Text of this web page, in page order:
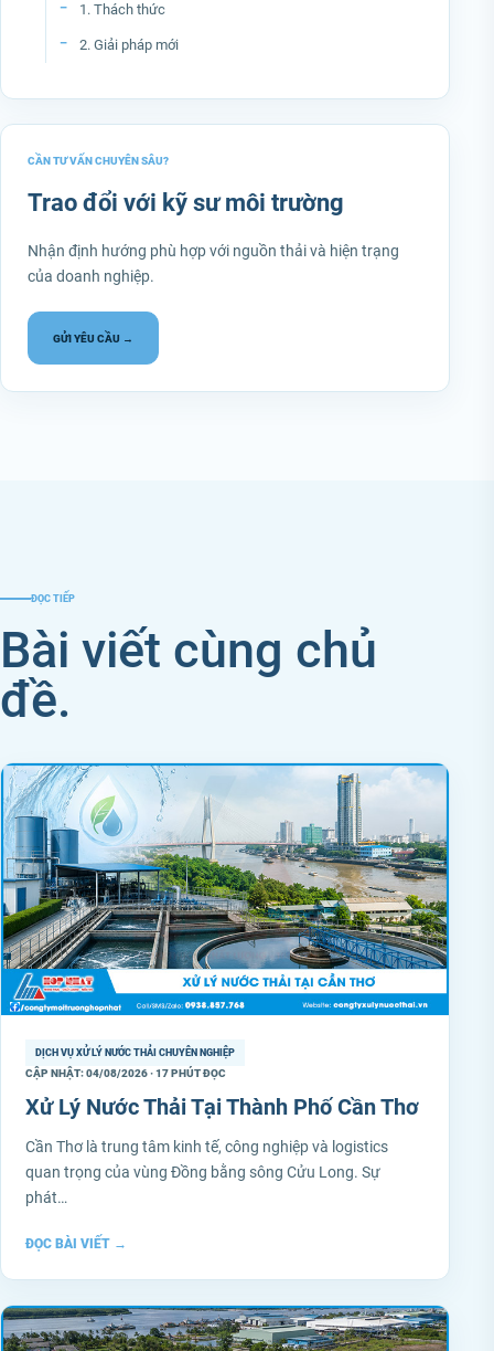
1. Thách thức
2. Giải pháp mới
CẦN TƯ VẤN CHUYÊN SÂU?
Trao đổi với kỹ sư môi trường
Nhận định hướng phù hợp với nguồn thải và hiện trạng
của doanh nghiệp.
GỬI YÊU CẦU →
ĐỌC TIẾP
Bài viết cùng chủ
đề.
DỊCH VỤ XỬ LÝ NƯỚC THẢI CHUYÊN NGHIỆP
CẬP NHẬT: 04/08/2026 · 17 PHÚT ĐỌC
Xử Lý Nước Thải Tại Thành Phố Cần Thơ
Cần Thơ là trung tâm kinh tế, công nghiệp và logistics
quan trọng của vùng Đồng bằng sông Cửu Long. Sự
phát…
ĐỌC BÀI VIẾT →